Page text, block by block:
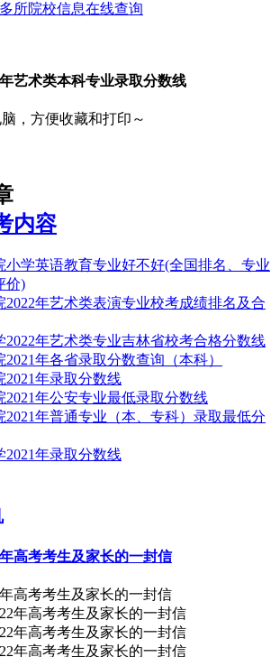
所院校信息在线查询
艺术类本科专业录取分数线
，方便收藏和打印～
内容
小学英语教育专业好不好(全国排名、专业
价)
2022年艺术类表演专业校考成绩排名及合
2022年艺术类专业吉林省校考合格分数线
年各省录取分数查询（本科）
2021年录取分数线
2021年公安专业最低录取分数线
2021年普通专业（本、专科）录取最低分
2021年录取分数线
高考考生及家长的一封信
高考考生及家长的一封信